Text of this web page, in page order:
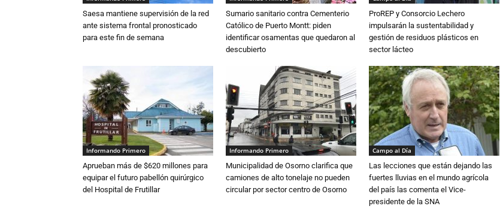
Saesa mantiene supervisión de la red
ante sistema frontal pronosticado
para este fin de semana
Sumario sanitario contra Cementerio
Católico de Puerto Montt: piden
identificar osamentas que quedaron al
descubierto
ProREP y Consorcio Lechero
impulsarán la sustentabilidad y
gestión de residuos plásticos en
sector lácteo
Informando Primero
Aprueban más de $620 millones para
equipar el futuro pabellón quirúrgico
del Hospital de Frutillar
Informando Primero
Municipalidad de Osorno clarifica que
camiones de alto tonelaje no pueden
circular por sector centro de Osorno
Campo al Día
Las lecciones que están dejando las
fuertes lluvias en el mundo agrícola
del país las comenta el Vice-
presidente de la SNA